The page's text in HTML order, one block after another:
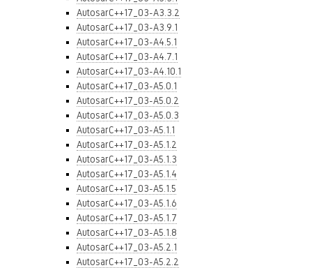
AutosarC++17_03-A3.3.2
AutosarC++17_03-A3.9.1
AutosarC++17_03-A4.5.1
AutosarC++17_03-A4.7.1
AutosarC++17_03-A4.10.1
AutosarC++17_03-A5.0.1
AutosarC++17_03-A5.0.2
AutosarC++17_03-A5.0.3
AutosarC++17_03-A5.1.1
AutosarC++17_03-A5.1.2
AutosarC++17_03-A5.1.3
AutosarC++17_03-A5.1.4
AutosarC++17_03-A5.1.5
AutosarC++17_03-A5.1.6
AutosarC++17_03-A5.1.7
AutosarC++17_03-A5.1.8
AutosarC++17_03-A5.2.1
AutosarC++17_03-A5.2.2